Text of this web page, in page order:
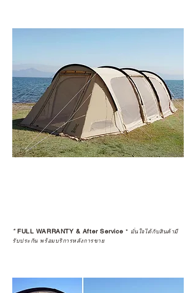
*FULL WARRANTY & After Service * มั่นใจได้กับสินค้ามี
รับประกัน พร้อมบริการหลังการขาย